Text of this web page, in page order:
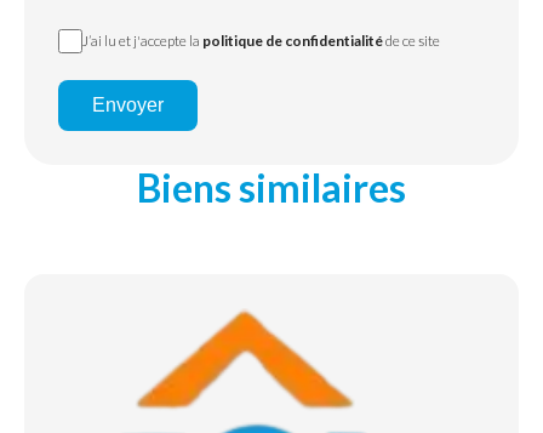
J’ai lu et j'accepte la politique de confidentialitéde ce site
Envoyer
Biens similaires